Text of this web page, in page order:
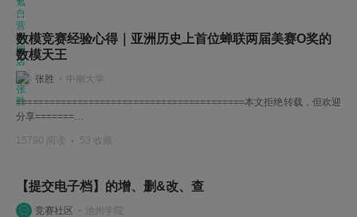
数模竞赛经验心得｜亚洲历史上首位蝉联两届美赛O奖的
数模天王
张胜 中南大学
=========================================本文拒绝转载，但欢迎
分享=======…
15790 阅读 53 收藏
【提交电子档】的增、删&改、查
竞赛社区 池州学院